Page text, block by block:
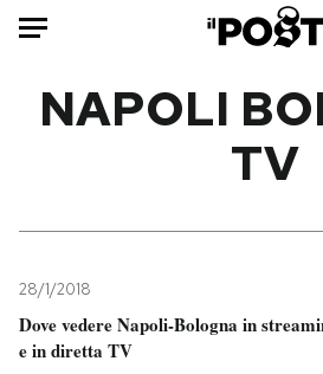
Mondo
Tecnologia
Internet
NAPOLI
TV
28/1/2018
Dove vedere Napoli-Bologna in
e in diretta TV